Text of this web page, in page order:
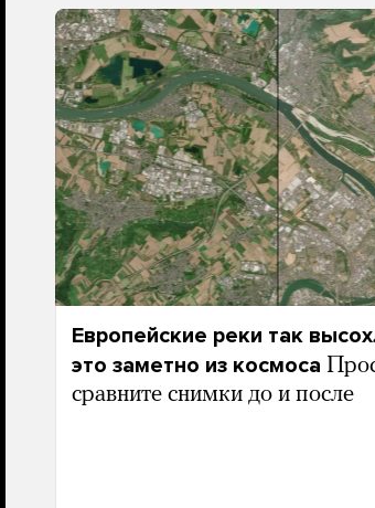
Европейские реки так
это заметно из космоса
сравните снимки до и после